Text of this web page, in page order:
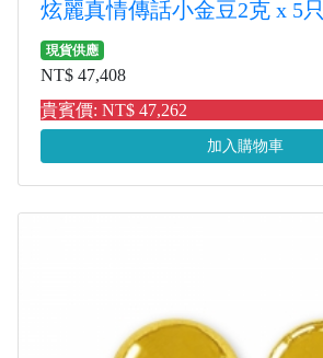
炫麗真情傳話小金豆2克 x 5只
現貨供應
NT$ 47,408
貴賓價: NT$ 47,262
加入購物車